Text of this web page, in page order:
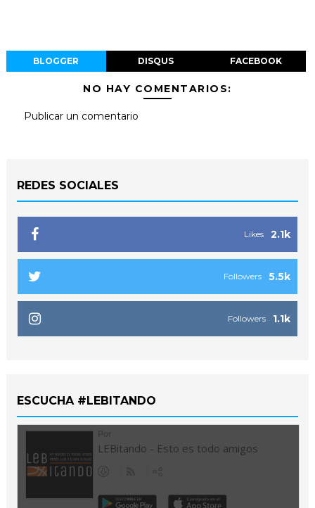
BLOGGER DISQUS FACEBOOK
NO HAY COMENTARIOS:
Publicar un comentario
REDES SOCIALES
2.1k
Likes
5.5k
Followers
1.1k
Followers
ESCUCHA #LEBITANDO